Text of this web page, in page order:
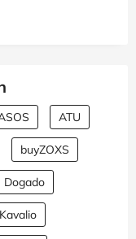
ATU
buyZOXS
Dogado
Kavalio